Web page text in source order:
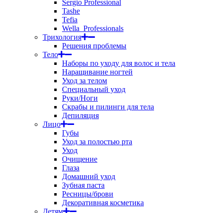
Sergio Professional
Tashe
Tefia
Wella_Professionals
Трихология
Решения проблемы
Тело
Наборы по уходу для волос и тела
Наращивание ногтей
Уход за телом
Специальный уход
Руки/Ноги
Скрабы и пилинги для тела
Депиляция
Лицо
Губы
Уход за полостью рта
Уход
Очищение
Глаза
Домашний уход
Зубная паста
Ресницы/брови
Декоративная косметика
Детям